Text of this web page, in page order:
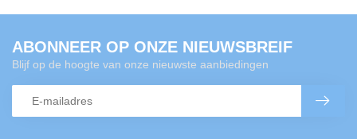
ABONNEER OP ONZE NIEUWSBREIF
Blijf op de hoogte van onze nieuwste aanbiedingen